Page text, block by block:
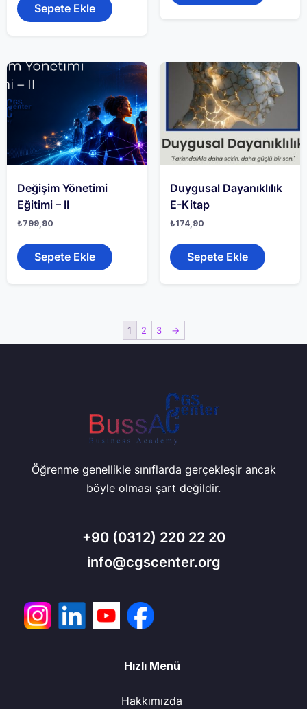
Sepete Ekle
Değişim Yönetimi
Eğitimi – II
₺799,90
Sepete Ekle
Duygusal Dayanıklılık
E-Kitap
₺174,90
Sepete Ekle
1 2 3 →
Öğrenme genellikle sınıflarda gerçekleşir ancak
böyle olması şart değildir.
+90 (0312) 220 22 20
info@cgscenter.org
Hızlı Menü
Hakkımızda